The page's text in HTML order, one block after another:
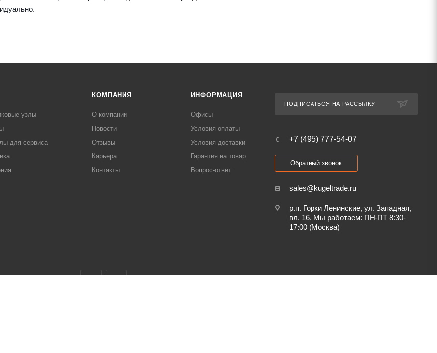
узлы
для сервиса
КОМПАНИЯ
О компании
Новости
Отзывы
Карьера
Контакты
ИНФОРМАЦИЯ
Офисы
Условия оплаты
Условия доставки
Гарантия на товар
Вопрос-ответ
ПОДПИСАТЬСЯ НА РАССЫЛКУ
+7 (495) 777-54-07
Обратный звонок
sales@kugeltrade.ru
р.п. Горки Ленинские, ул. Западная,
вл. 16. Мы работаем: ПН-ПТ 8:30-
17:00 (Москва)